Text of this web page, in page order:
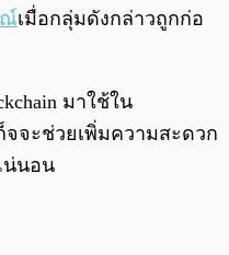
ณ์เมื่อกลุ่มดังกล่าวถูกก่อ
มาใช้ใน
จะช่วยเพิ่มความสะดวก
น่นอน